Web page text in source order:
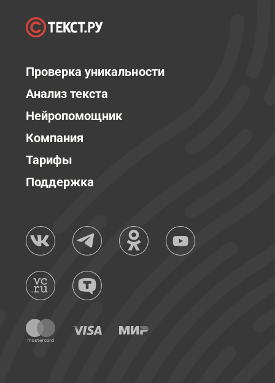
Проверка уникальности
Анализ текста
Нейропомощник
Компания
Тарифы
Поддержка